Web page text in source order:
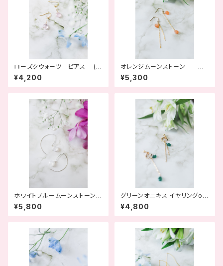
ローズクウォーツ ピアス (天
使の吐息)
¥4,200
オレンジムーンストーン イ
ヤリングor ピアス （オレンジ
の香り）
¥5,300
ホワイトブルームーンストーン
ピアス (月のきらめき)
¥5,800
グリーンオニキス イヤリングor
ピアス (森の癒し)
¥4,800